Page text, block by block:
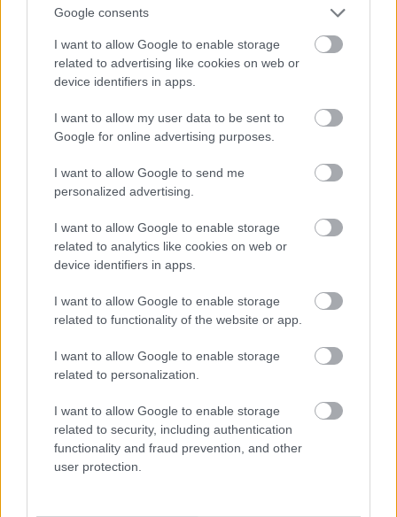
Google consents
I want to allow Google to enable storage
related to advertising like cookies on web or
device identifiers in apps.
I want to allow my user data to be sent to
Google for online advertising purposes.
I want to allow Google to send me
personalized advertising.
I want to allow Google to enable storage
related to analytics like cookies on web or
device identifiers in apps.
I want to allow Google to enable storage
related to functionality of the website or app.
I want to allow Google to enable storage
related to personalization.
I want to allow Google to enable storage
related to security, including authentication
functionality and fraud prevention, and other
user protection.
palikt mājās
“Spāņiaiz šausmām mēmi!” Dombravas
vēstule sacēlusi vētru Latvijā, bet ko par
to domā spāņi?12
ASV izlūkdienesti atklāj Putina iespējamo
Nabagacilvēks! “Pepco” veikalā kāds
noteikti nebūtu jādzird
izturējusi milzīgu dronu vilni – analītiķi
izdara secinājumus
Lasīt citas ziņas
Atcelt Ziņot